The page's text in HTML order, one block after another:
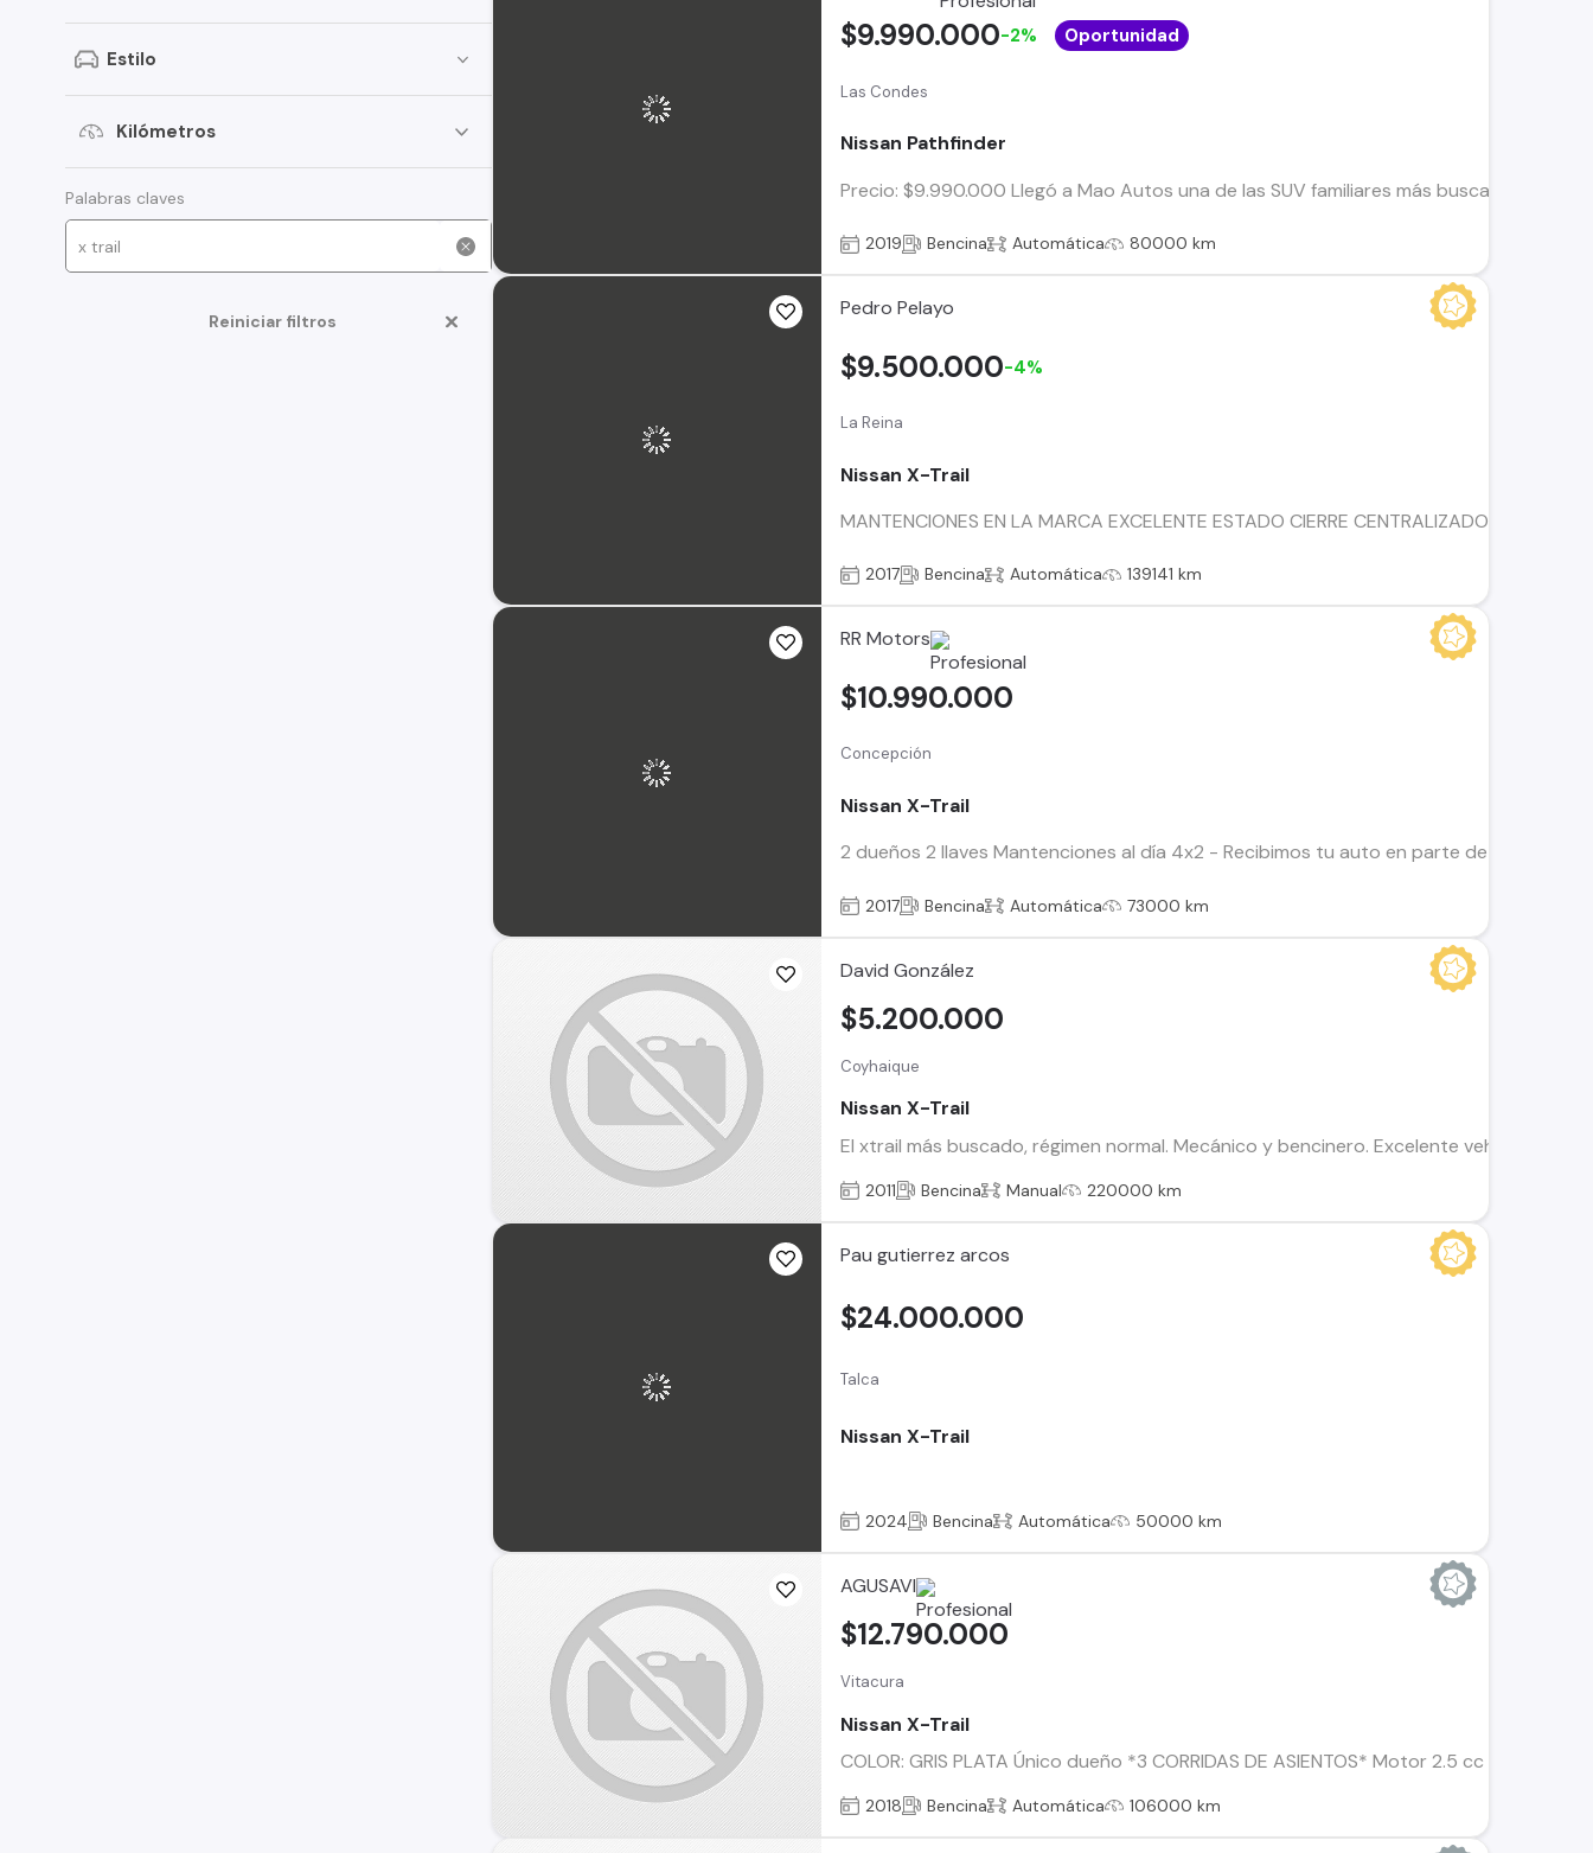
Estilo
Kilómetros
Palabras claves
Reiniciar filtros
Las Condes
Nissan Pathfinder
Precio: $9.990.000 Llegó a Mao Autos una de las SUV familiares más buscadas del
$9.990.000-2% Oportunidad
2019 Bencina Automática 80000 km
Pedro Pelayo
La Reina
Nissan X-Trail
MANTENCIONES EN LA MARCA EXCELENTE ESTADO CIERRE CENTRALIZADO VIDRIOS
$9.500.000-4%
2017 Bencina Automática 139141 km
RR Motors
Concepción
Nissan X-Trail
2 dueños 2 llaves Mantenciones al día 4x2 - Recibimos tu auto en parte de pago. -
$10.990.000
2017 Bencina Automática 73000 km
David González
Coyhaique
Nissan X-Trail
El xtrail más buscado, régimen normal. Mecánico y bencinero. Excelente vehículo.
$5.200.000
2011 Bencina Manual 220000 km
Pau gutierrez arcos
Talca
Nissan X-Trail
$24.000.000
2024 Bencina Automática 50000 km
AGUSAVI
Vitacura
Nissan X-Trail
COLOR: GRIS PLATA Único dueño *3 CORRIDAS DE ASIENTOS* Motor 2.5 cc / 171
$12.790.000
2018 Bencina Automática 106000 km